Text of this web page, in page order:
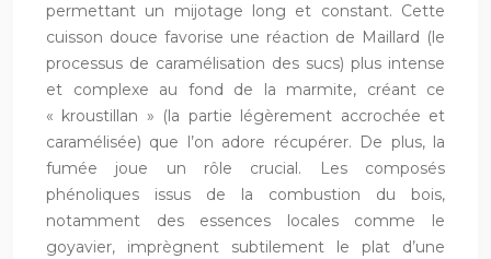
permettant un mijotage long et constant. Cette
cuisson douce favorise une réaction de Maillard (le
processus de caramélisation des sucs) plus intense
et complexe au fond de la marmite, créant ce
« kroustillan » (la partie légèrement accrochée et
caramélisée) que l’on adore récupérer. De plus, la
fumée joue un rôle crucial. Les composés
phénoliques issus de la combustion du bois,
notamment des essences locales comme le
goyavier, imprègnent subtilement le plat d’une